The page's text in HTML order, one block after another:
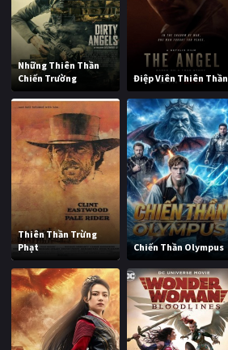
Những Thiên Thần
Chiến Trường
Điệp Viên Thiên Thần
Thiên Thần Trừng
Phạt
Chiến Thần Olympus